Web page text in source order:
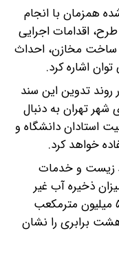
همزمان با انجام
اقدامات اجرایی
ساخت مخازن، احداث
اشاره کرد.
تدوین این سند
تهران به دنبال
استادان دانشگاه و
خواهد کرد.
زیست و خدمات
شورای شهر تهران، از سال ۱۴۰۰ میزان ذخیره آب غیر
شرب تهران از ۷ میلیون مترمکعب به ۵۶ میلیون مترمکعب
برابری را نشان